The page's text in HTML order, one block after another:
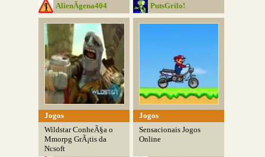
AlienÃ­gena404 PutsGrilo!
Jogos
Wildstar ConheÃ§a o
Mmorpg GrÃ¡tis da
Ncsoft
Jogos
Sensacionais Jogos
Online